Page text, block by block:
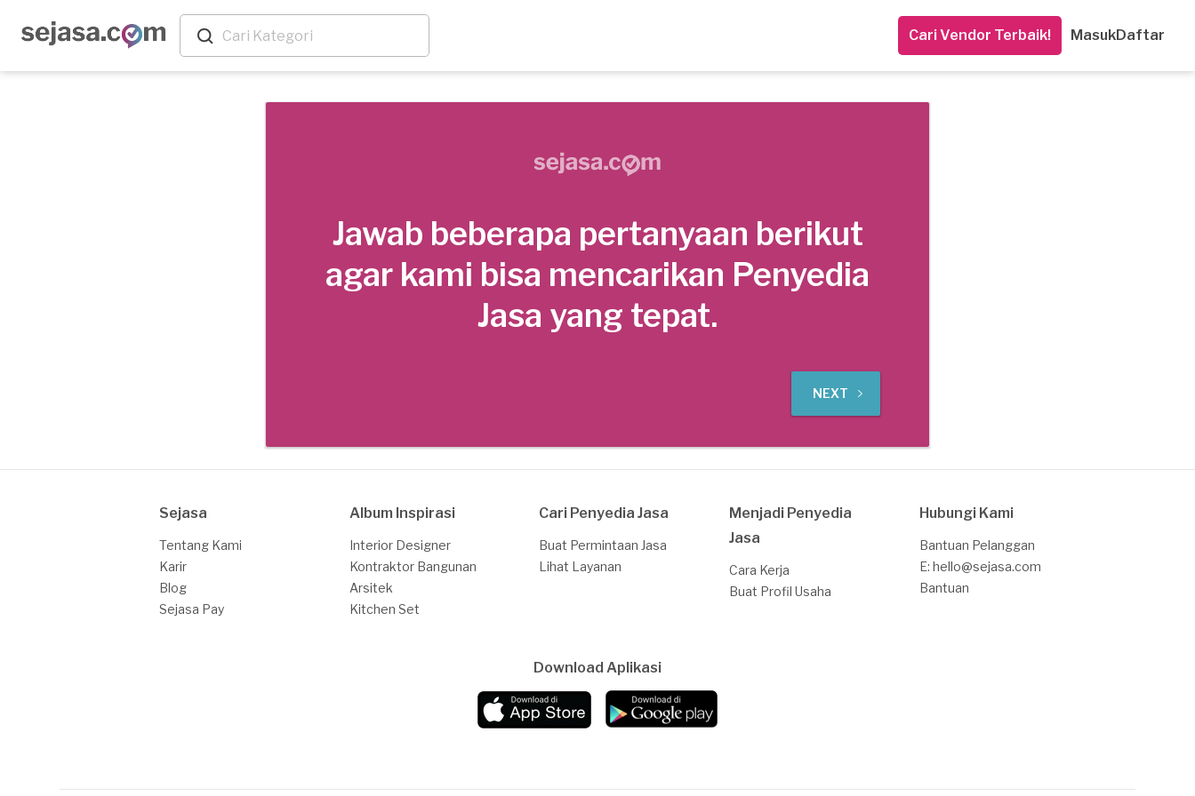
Cari Vendor Terbaik! MasukDaftar
Jawab beberapa pertanyaan berikut
agar kami bisa mencarikan Penyedia
Jasa yang tepat.
NEXT
Sejasa
Tentang Kami
Karir
Blog
Sejasa Pay
Album Inspirasi
Interior Designer
Kontraktor Bangunan
Arsitek
Kitchen Set
Cari Penyedia Jasa
Buat Permintaan Jasa
Lihat Layanan
Menjadi Penyedia
Jasa
Cara Kerja
Buat Profil Usaha
Hubungi Kami
Bantuan Pelanggan
E: hello@sejasa.com
Bantuan
Download Aplikasi